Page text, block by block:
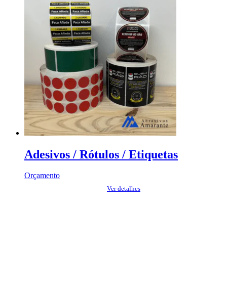
Adesivos / Rótulos / Etiquetas
Orçamento
Ver detalhes